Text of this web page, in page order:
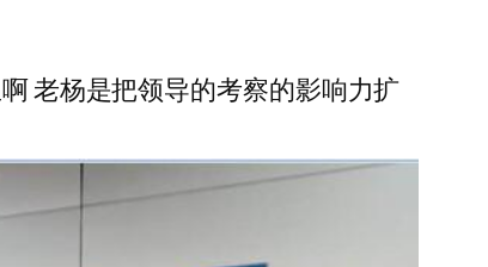
老杨是把领导的考察的影响力扩